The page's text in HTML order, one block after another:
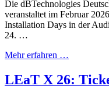
Die dBTechnologies
veranstaltet im Februar
Installation Days in der
24. …
Mehr erfahren …
LEaT X 26: